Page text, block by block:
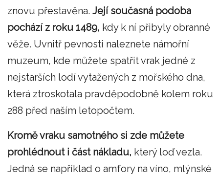
znovu přestavěna. Její současná podoba
pochází z roku 1489, kdy k ní přibyly obranné
věže. Uvnitř pevnosti naleznete námořní
muzeum, kde můžete spatřit vrak jedné z
nejstarších lodí vytažených z mořského dna,
která ztroskotala pravděpodobně kolem roku
288 před naším letopočtem.
Kromě vraku samotného si zde můžete
prohlédnout i část nákladu, který loď vezla.
Jedná se například o amfory na víno, mlýnské